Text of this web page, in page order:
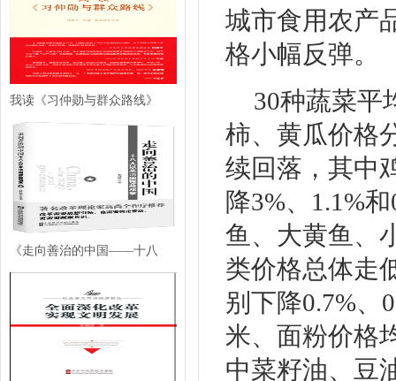
我读《习仲勋与群众路线》
《走向善治的中国——十八
城市食用农产
格小幅反弹。
30种蔬菜平
柿、黄瓜价格
续回落，其中
降3%、1.1%
鱼、大黄鱼、
类价格总体走
别下降0.7%、
米、面粉价格
中菜籽油、豆